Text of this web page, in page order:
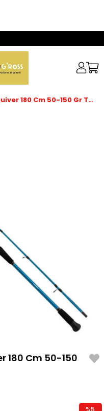
Shimano Alivio Boat Quiver 180 Cm 50-150 Gr Tekne Kamışı
180 Cm 50-150
%5